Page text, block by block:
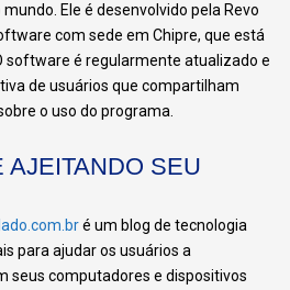
Ele é desenvolvido pela Revo
com sede em Chipre, que está
software é regularmente atualizado e
de usuários que compartilham
o uso do programa.
AJEITANDO SEU
é um blog de tecnologia
para ajudar os usuários a
seus computadores e dispositivos